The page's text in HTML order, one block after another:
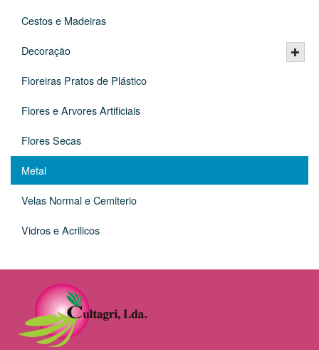
Cestos e Madeiras
Decoração
Floreiras Pratos de Plástico
Flores e Arvores Artificiais
Flores Secas
Metal
Velas Normal e Cemiterio
Vidros e Acrilicos